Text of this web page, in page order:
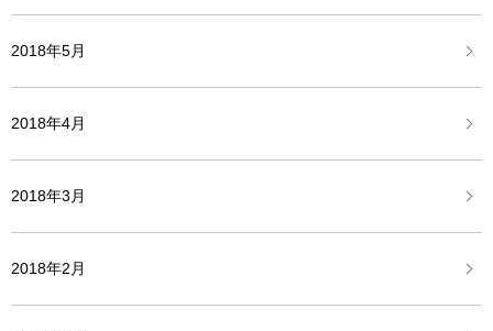
2018年5月
2018年4月
2018年3月
2018年2月